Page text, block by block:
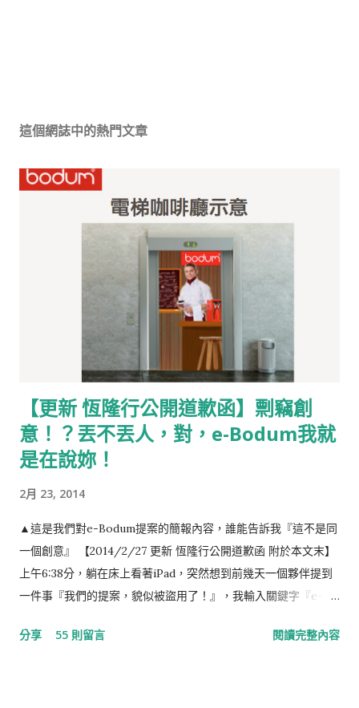
這個網誌中的熱門文章
【更新 恆隆行公開道歉函】剽竊創
意！？丟不丟人，對，e-Bodum我就
是在說妳！
2月 23, 2014
▲這是我們對e-Bodum提案的簡報內容，誰能告訴我『這不是同
一個創意』 【2014/2/27 更新 恆隆行公開道歉函 附於本文末】
上午6:38分，躺在床上看著iPad，突然想到前幾天一個夥伴提到
一件事『我們的提案，貌似被盜用了！』，我輸入關鍵字『e-
出，這就是我們對e-Bodum提案的內容。提案，我們沒有收到任
分享 55 則留言 閱讀完整內容